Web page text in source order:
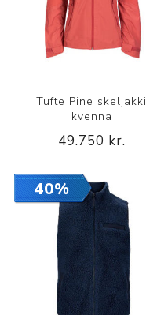
Tufte Pine skeljakki
kvenna
49.750 kr.
40%